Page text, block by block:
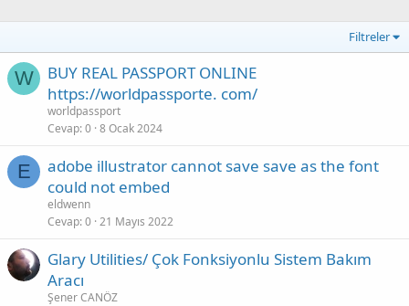
Filtreler
W
BUY REAL PASSPORT ONLINE
https://worldpassporte. com/
worldpassport
Cevap 0 8 Ocak 2024
E
adobe illustrator cannot save save as the font
could not embed
eldwenn
Cevap 0 21 Mayıs 2022
Glary Utilities/ Çok Fonksiyonlu Sistem Bakım
Aracı
Şener CANÖZ